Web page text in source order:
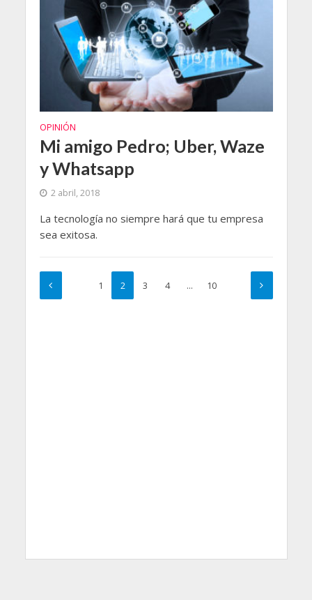
OPINIÓN
Mi amigo Pedro; Uber, Waze
y Whatsapp
2 abril, 2018
La tecnología no siempre hará que tu empresa
sea exitosa.
1 2 3 4 … 10